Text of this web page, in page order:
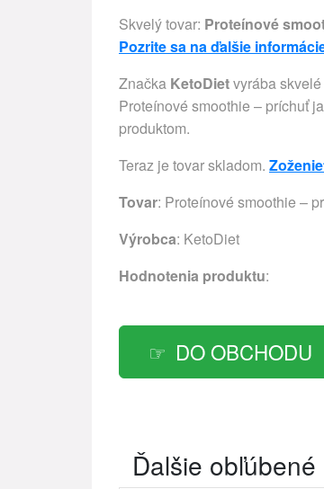
Skvelý tovar: Proteínové
Pozrite sa na ďalšie
Značka KetoDietvyrába
Proteínové smoothie – príchuť
produktom.
Teraz je tovar skladom.
Tovar: Proteínové smoothie –
Výrobca: KetoDiet
Hodnotenia produktu:
DO OBCHODU
Ďalšie